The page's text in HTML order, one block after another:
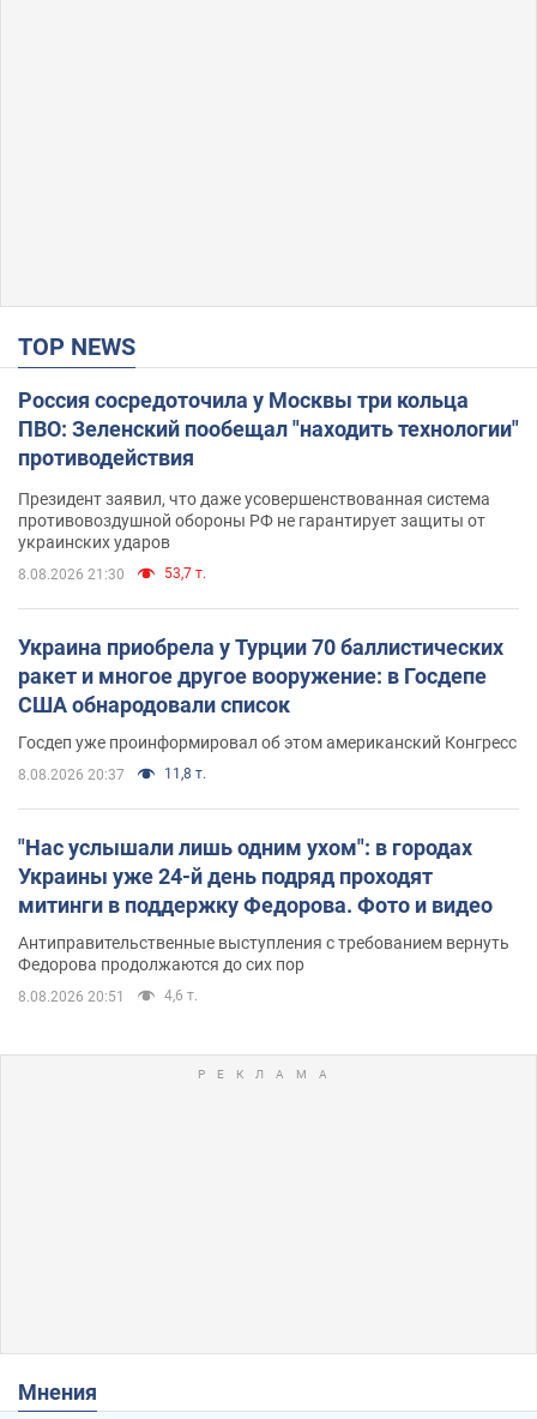
TOP NEWS
Россия сосредоточила у Москвы три кольца
ПВО: Зеленский пообещал "находить технологии"
противодействия
Президент заявил, что даже усовершенствованная система
противовоздушной обороны РФ не гарантирует защиты от
украинских ударов
8.08.2026 21:30 53,7 т.
Украина приобрела у Турции 70 баллистических
ракет и многое другое вооружение: в Госдепе
США обнародовали список
Госдеп уже проинформировал об этом американский Конгресс
8.08.2026 20:37 11,8 т.
"Нас услышали лишь одним ухом": в городах
Украины уже 24-й день подряд проходят
митинги в поддержку Федорова. Фото и видео
Антиправительственные выступления с требованием вернуть
Федорова продолжаются до сих пор
8.08.2026 20:51 4,6 т.
Мнения